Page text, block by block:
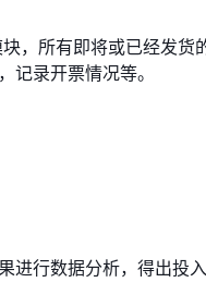
，所有即将或已经发货
录开票情况等。
进行数据分析，得出投